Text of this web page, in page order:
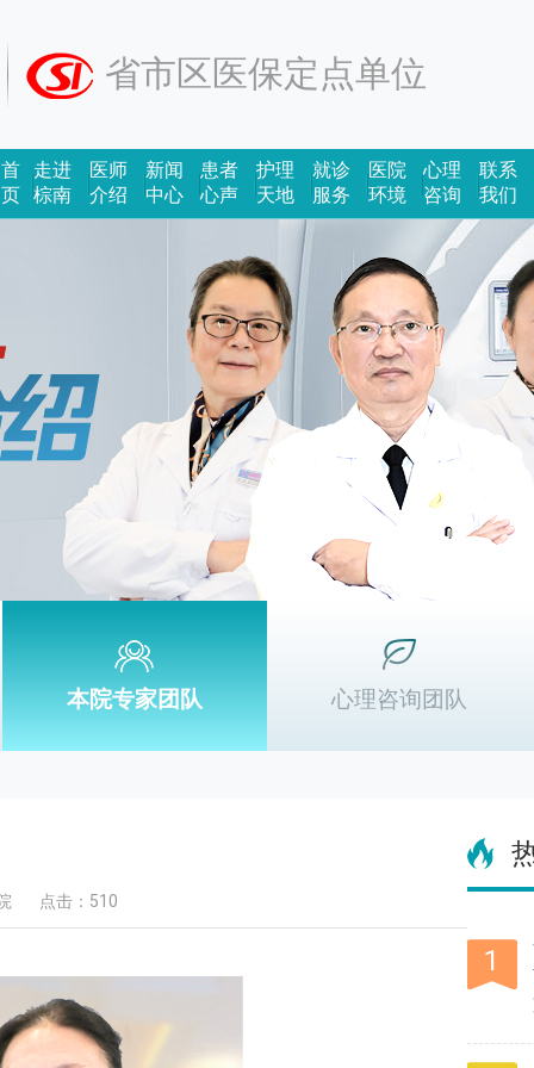
省市区医保定点单位
首
页
走进
棕南
医师
介绍
新闻
中心
患者
心声
护理
天地
就诊
服务
医院
环境
心理
咨询
联系
我们
本院专家团队 心理咨询团队
点击：510